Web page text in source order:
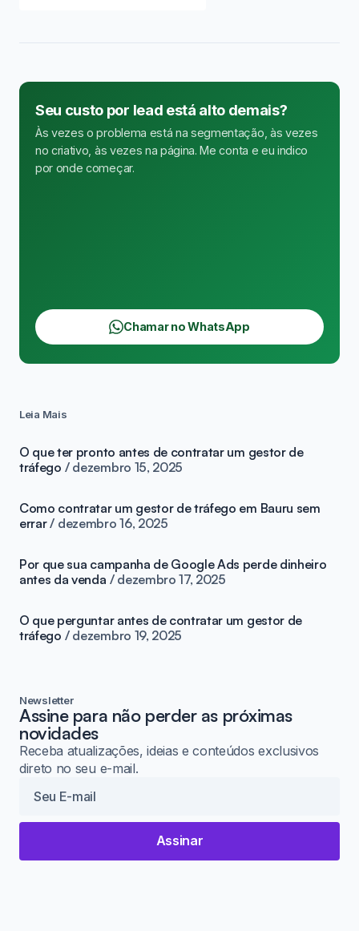
Seu custo por lead está alto demais?
Às vezes o problema está na segmentação, às vezes
no criativo, às vezes na página. Me conta e eu indico
por onde começar.
Chamar no WhatsApp
Leia Mais
O que ter pronto antes de contratar um gestor de
tráfego
dezembro 15, 2025
Como contratar um gestor de tráfego em Bauru sem
errar
dezembro 16, 2025
Por que sua campanha de Google Ads perde dinheiro
antes da venda
dezembro 17, 2025
O que perguntar antes de contratar um gestor de
tráfego
dezembro 19, 2025
Newsletter
Assine para não perder as próximas
novidades
Receba atualizações, ideias e conteúdos exclusivos
direto no seu e-mail.
Assinar